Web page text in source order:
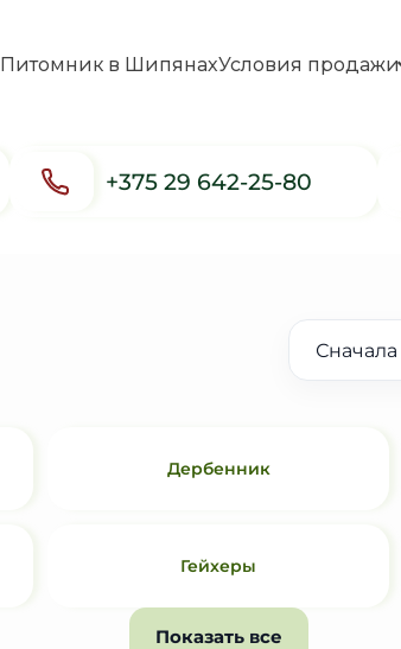
Питомник в ШипянахУсловия продажи
+375 29 642-25-80
Дербенник
Гейхеры
Показать все